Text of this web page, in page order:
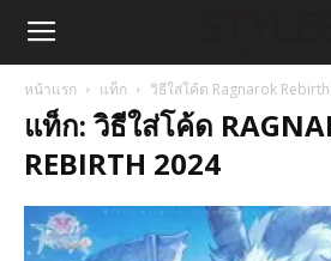
หน้าแรก แท็ก วิธีใส่โค้ด Ragnarok
แท็ก: วิธีใส่โค้ด
REBIRTH 2024